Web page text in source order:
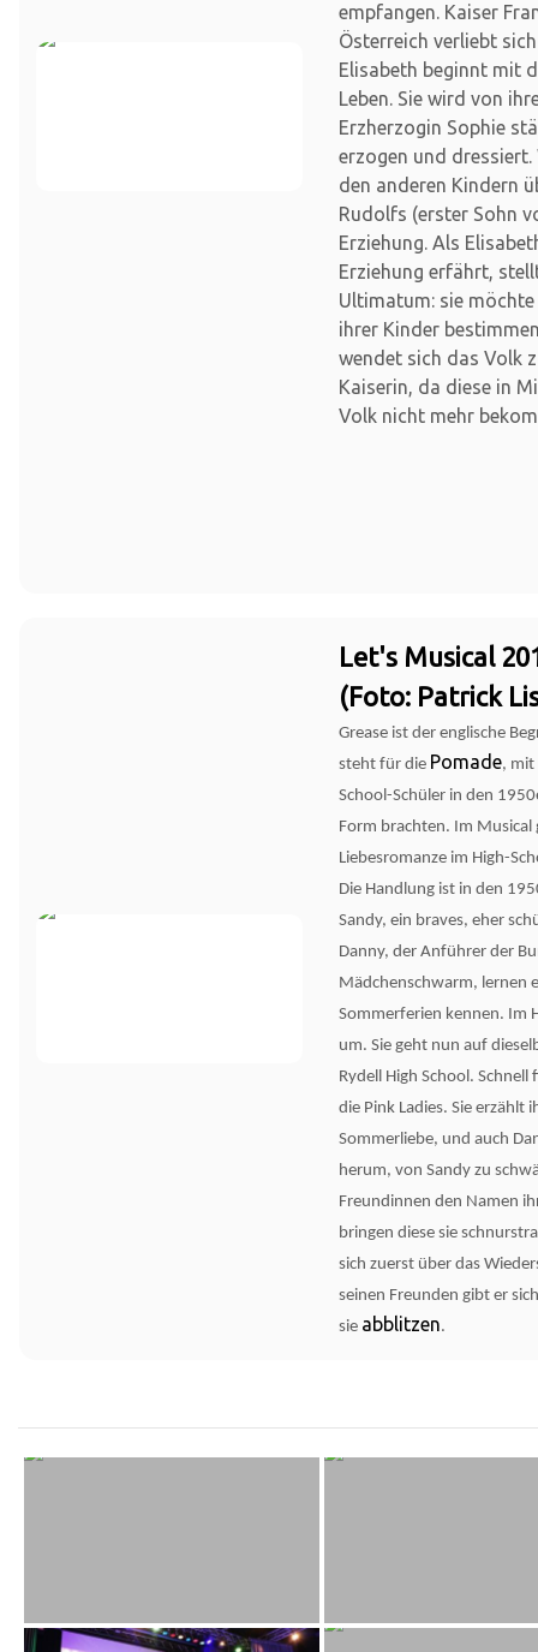
empfangen. Kaiser
Österreich verliebt
Elisabeth beginnt mit
Leben. Sie wird von
Erzherzogin Sophie
erzogen und dressiert.
den anderen Kindern
Rudolfs (erster Sohn
Erziehung. Als
Erziehung erfährt,
Ultimatum: sie
ihrer Kinder
wendet sich das Volk
Kaiserin, da diese in
Volk nicht mehr
Let's Musical
(Foto: Patrick
Grease ist der englische
steht für die Pomade, mit
School-Schüler in den
Form brachten. Im Musical
Liebesromanze im High-
Die Handlung ist in den
Sandy, ein braves, eher
Danny, der Anführer der
Mädchenschwarm, lernen
Sommerferien kennen. Im
um. Sie geht nun auf
Rydell High School.
die Pink Ladies. Sie erzählt
Sommerliebe, und auch
herum, von Sandy zu
Freundinnen den Namen
bringen diese sie
sich zuerst über das
seinen Freunden gibt er
sie abblitzen.